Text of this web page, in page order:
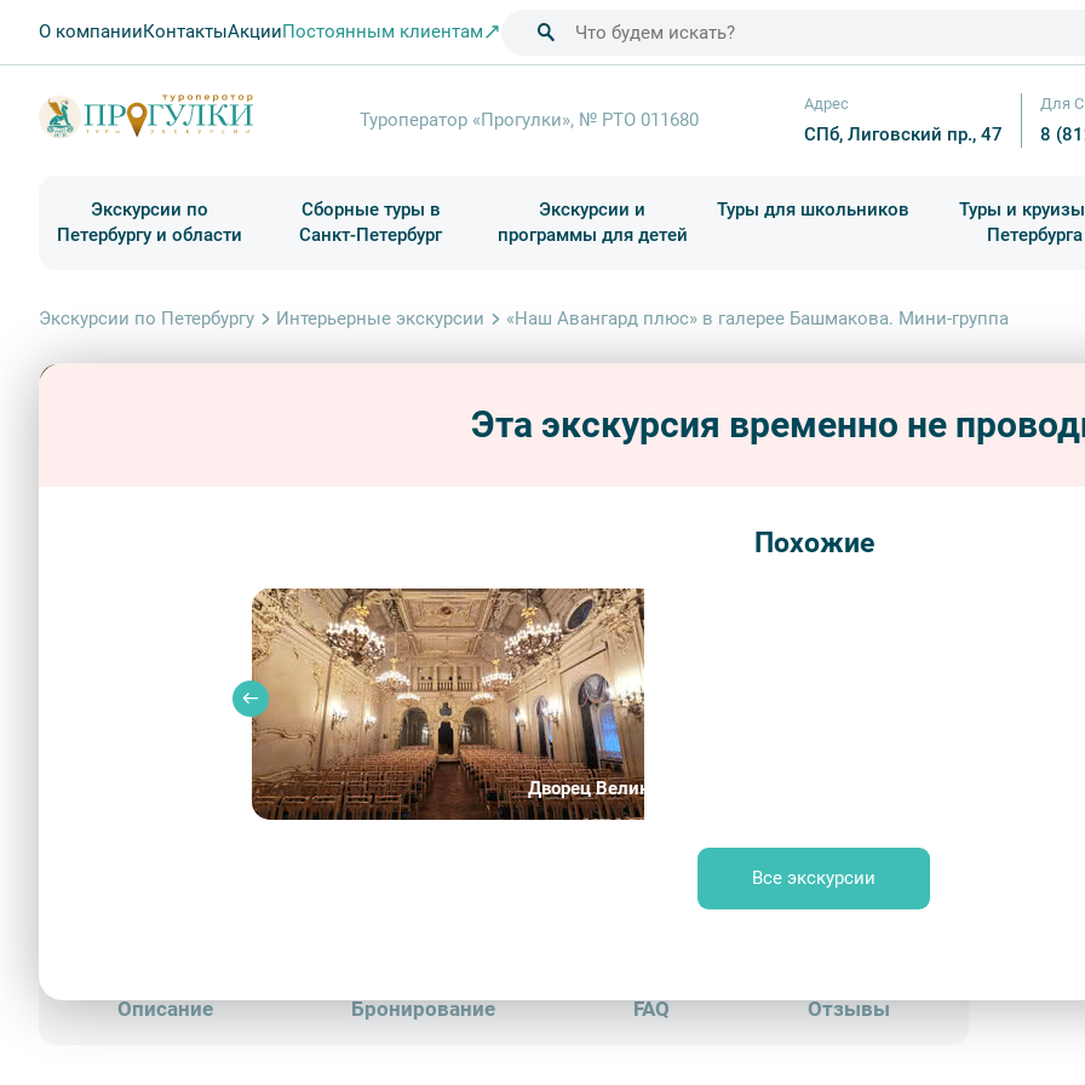
О компанииКонтактыАкцииПостоянным клиентам
Туроператор «Прогулки», № РТО 011680
Адрес
СПб, Лиговский пр., 47
Для
8
Экскурсии по
Петербургу и области
Сборные туры в
Санкт-Петербург
Экскурсии и
программы для детей
Туры для школьников
Туры и
Петербурга
Экскурсии по Петербургу Интерьерные экскурсии «Наш Авангард плюс» в галерее Башмакова. Мини-группа
Групповой портрет художников общества «Мир искусства» – Boris Kustodiev
Эта экскурсия временно не
Похожие
Дворец Великого князя Владимира Александровича (Дом
Все экскурсии
Описание Бронирование FAQ Отзывы